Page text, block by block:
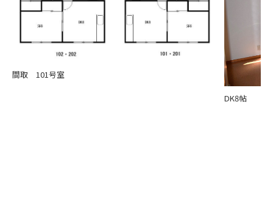
間取 101号室
DK8帖